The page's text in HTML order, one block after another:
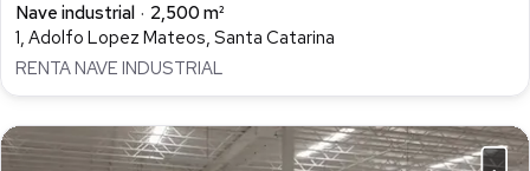
Nave industrial
2,500 m²
1, Adolfo Lopez Mateos, Santa Catarina
RENTA NAVE INDUSTRIAL